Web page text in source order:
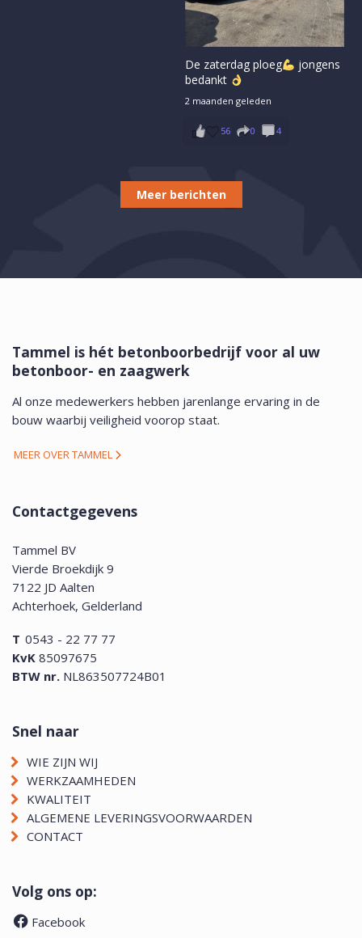
De zaterdag ploeg
jongens
bedankt
2 maanden geleden
56 0 4
Meer berichten
Tammel is hét betonboorbedrijf voor al uw
betonboor- en zaagwerk
Al onze medewerkers hebben jarenlange ervaring in de
bouw waarbij veiligheid voorop staat.
MEER OVER TAMMEL
Contactgegevens
Tammel BV
Vierde Broekdijk 9
7122 JD Aalten
Achterhoek, Gelderland
T 0543 - 22 77 77
KvK 85097675
BTW nr. NL863507724B01
Snel naar
WIE ZIJN WIJ
WERKZAAMHEDEN
KWALITEIT
ALGEMENE LEVERINGSVOORWAARDEN
CONTACT
Volg ons op:
Facebook